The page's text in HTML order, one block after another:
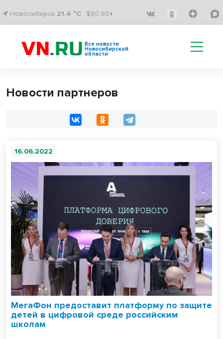
Новосибирск 21.4 °C $80.93↓
Все новости
Новосибирской
области
Новости партнеров
16.06.2022
МегаФон предоставит платформу по защите
детей в цифровой среде российским
школам